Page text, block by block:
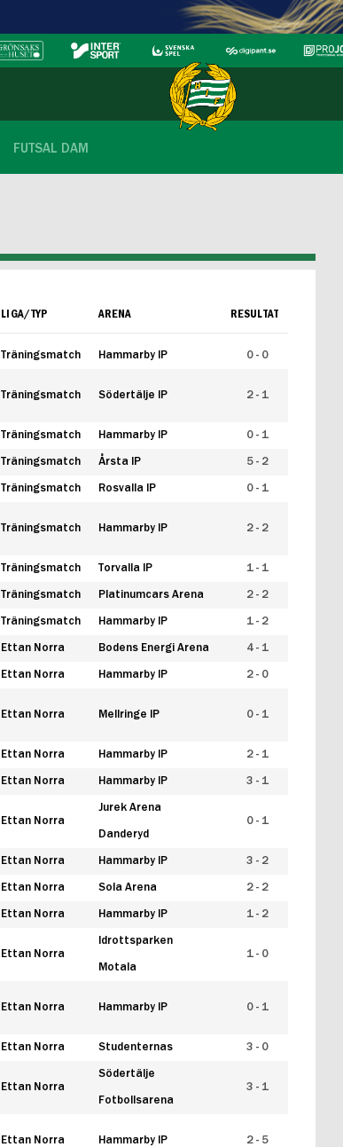
FUTSAL DAM
LIGA/TYP ARENA RESULTAT
Träningsmatch Hammarby IP 0 - 0
Träningsmatch Södertälje IP 2 - 1
Träningsmatch Hammarby IP 0 - 1
Träningsmatch Årsta IP 5 - 2
Träningsmatch Rosvalla IP 0 - 1
Träningsmatch Hammarby IP 2 - 2
Träningsmatch Torvalla IP 1 - 1
Träningsmatch Platinumcars Arena 2 - 2
Träningsmatch Hammarby IP 1 - 2
Ettan Norra Bodens Energi Arena 4 - 1
Ettan Norra Hammarby IP 2 - 0
Ettan Norra Mellringe IP 0 - 1
Ettan Norra Hammarby IP 2 - 1
Ettan Norra Hammarby IP 3 - 1
Ettan Norra
Jurek Arena
Danderyd
0 - 1
Ettan Norra Hammarby IP 3 - 2
Ettan Norra Sola Arena 2 - 2
Ettan Norra Hammarby IP 1 - 2
Ettan Norra
Idrottsparken
Motala
1 - 0
Ettan Norra Hammarby IP 0 - 1
Ettan Norra Studenternas 3 - 0
Ettan Norra
Södertälje
Fotbollsarena
3 - 1
Ettan Norra Hammarby IP 2 - 5